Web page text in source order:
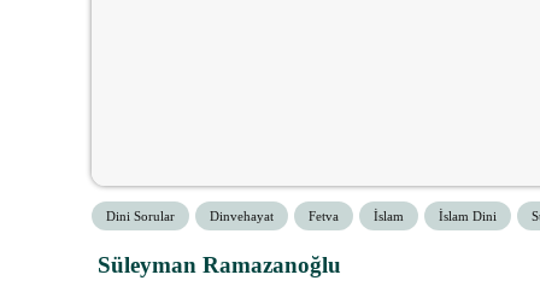
Dini Sorular Dinvehayat Fetva İslam İslam Dini
Süleyman Ramazanoğlu